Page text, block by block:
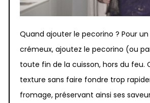
Quand ajouter le pecorino ? Pour
crémeux, ajoutez le pecorino (ou
toute fin de la cuisson, hors du feu.
texture sans faire fondre trop
fromage, préservant ainsi ses